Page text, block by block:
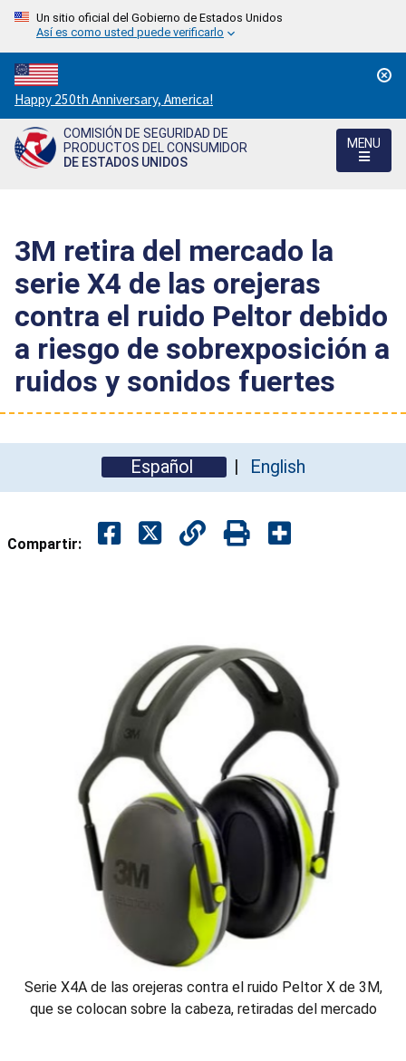
Un sitio oficial del Gobierno de Estados Unidos
Así es como usted puede verificarlo
Countdown
to
America's
250th
Happy 250th Anniversary, America!
COMISIÓN DE SEGURIDAD DE
PRODUCTOS DEL CONSUMIDOR
DE ESTADOS UNIDOS
MENU
3M retira del mercado la
serie X4 de las orejeras
contra el ruido Peltor debido
a riesgo de sobrexposición a
ruidos y sonidos fuertes
Español English
Compartir:
Serie X4A de las orejeras contra el ruido Peltor X de 3M,
que se colocan sobre la cabeza, retiradas del mercado